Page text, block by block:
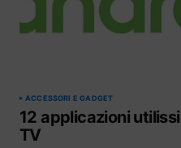
ACCESSORI E GADGET
12 applicazioni
TV